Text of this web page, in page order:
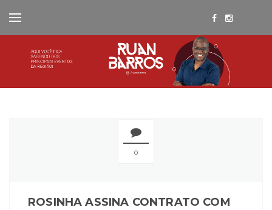
0
ROSINHA ASSINA CONTRATO COM